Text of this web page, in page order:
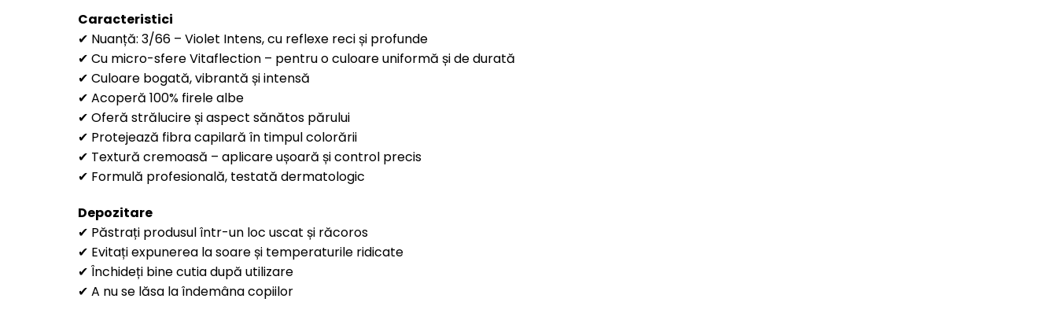
Caracteristici
✔ Nuanță: 3/66 – Violet Intens, cu reflexe reci și profunde
✔ Cu micro-sfere Vitaflection – pentru o culoare uniformă și de durată
✔ Culoare bogată, vibrantă și intensă
✔ Acoperă 100% firele albe
✔ Oferă strălucire și aspect sănătos părului
✔ Protejează fibra capilară în timpul colorării
✔ Textură cremoasă – aplicare ușoară și control precis
✔ Formulă profesională, testată dermatologic
Depozitare
✔ Păstrați produsul într-un loc uscat și răcoros
✔ Evitați expunerea la soare și temperaturile ridicate
✔ Închideți bine cutia după utilizare
✔ A nu se lăsa la îndemâna copiilor